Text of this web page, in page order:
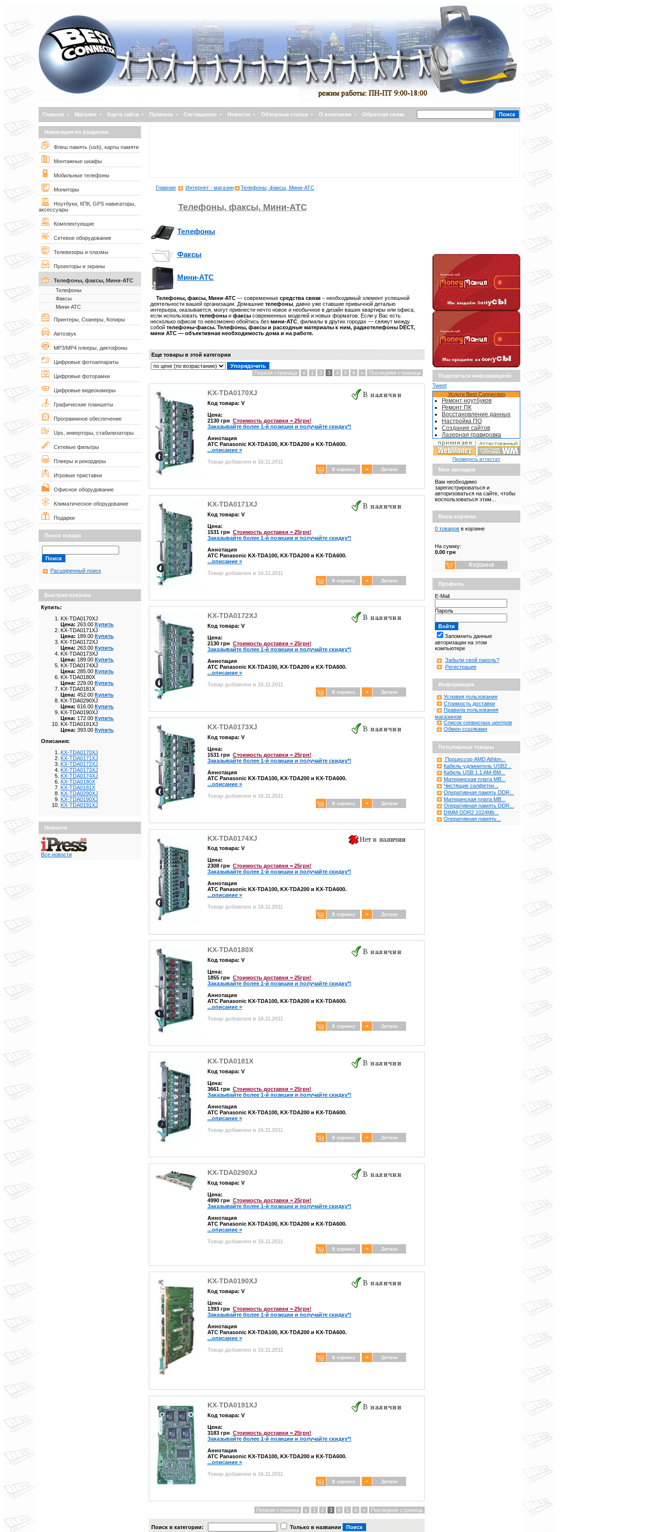
Главная • Магазин • Карта сайта • Правила • Соглашение • Новости • Обзорные статьи • О компании • Обратная связь
Навигация по разделам
Флеш память (usb), карты памяти
Монтажные шкафы
Мобильные телефоны
Мониторы
Ноутбуки, КПК, GPS навигаторы,
аксессуары
Комплектующие
Сетевое оборудование
Телевизоры и плазмы
Проекторы и экраны
Телефоны, факсы, Мини-АТС
Телефоны
Факсы
Мини-АТС
Принтеры, Сканеры, Копиры
Автозвук
MP3/MP4 плееры, диктофоны
Цифровые фотоаппараты
Цифровые фоторамки
Цифровые видеокамеры
Графические планшеты
Программное обеспечение
Ups, инверторы, стабилизаторы
Сетевые фильтры
Плееры и рекордеры
Игровые приставки
Офисное оборудование
Климатическое оборудование
Подарки
Поиск товара
Расширенный поиск
Быстрая покупка
Купить:
KX-TDA0170XJ
Цена: 263.00 Купить
KX-TDA0171XJ
Цена: 189.00 Купить
KX-TDA0172XJ
Цена: 263.00 Купить
KX-TDA0173XJ
Цена: 189.00 Купить
KX-TDA0174XJ
Цена: 285.00 Купить
KX-TDA0180X
Цена: 229.00 Купить
KX-TDA0181X
Цена: 452.00 Купить
KX-TDA0290XJ
Цена: 616.00 Купить
KX-TDA0190XJ
Цена: 172.00 Купить
KX-TDA0191XJ
Цена: 393.00 Купить
Описания:
KX-TDA0170XJ
KX-TDA0171XJ
KX-TDA0172XJ
KX-TDA0173XJ
KX-TDA0174XJ
KX-TDA0180X
KX-TDA0181X
KX-TDA0290XJ
KX-TDA0190XJ
KX-TDA0191XJ
Новости
Все новости
Главная Интернет - магазин Телефоны, факсы, Мини-АТС
Телефоны, факсы, Мини-АТС
Телефоны
Факсы
Мини-АТС
Телефоны, факсы, Мини-АТС — современные средства связи – необходимый элемент успешной
деятельности вашей организации. Домашние телефоны , давно уже ставшие привычной деталью
интерьера, оказывается, могут привнести нечто новое и необычное в дизайн ваших квартиры или офиса,
если использовать телефоны и факсы современных моделей и новых форматов. Если у Вас есть
несколько офисов то невозможно обойтись без мини-АТС , филиалы в других городах — свяжут между
собой телефоны-факсы. Телефоны, факсы и расходные материалы к ним, радиотелефоны DECT,
мини АТС — объективная необходимость дома и на работе.
Еще товары в этой категории
Первая страница « 1 2 3 4 5 6 » Последняя страница
KX-TDA0170XJ
Код товара: V
Цена:
2130 грн Стоимость доставки = 25грн!
Заказывайте более 1-й позиции и получайте скидку*!
Аннотация
АТС Panasonic KX-TDA100, KX-TDA200 и KX-TDA600.
...описание »
Товар добавлен в 16.11.2011
KX-TDA0171XJ
Код товара: V
Цена:
1531 грн Стоимость доставки = 25грн!
Заказывайте более 1-й позиции и получайте скидку*!
Аннотация
АТС Panasonic KX-TDA100, KX-TDA200 и KX-TDA600.
...описание »
Товар добавлен в 16.11.2011
KX-TDA0172XJ
Код товара: V
Цена:
2130 грн Стоимость доставки = 25грн!
Заказывайте более 1-й позиции и получайте скидку*!
Аннотация
АТС Panasonic KX-TDA100, KX-TDA200 и KX-TDA600.
...описание »
Товар добавлен в 16.11.2011
KX-TDA0173XJ
Код товара: V
Цена:
1531 грн Стоимость доставки = 25грн!
Заказывайте более 1-й позиции и получайте скидку*!
Аннотация
АТС Panasonic KX-TDA100, KX-TDA200 и KX-TDA600.
...описание »
Товар добавлен в 16.11.2011
KX-TDA0174XJ
Код товара: V
Цена:
2308 грн Стоимость доставки = 25грн!
Заказывайте более 1-й позиции и получайте скидку*!
Аннотация
АТС Panasonic KX-TDA100, KX-TDA200 и KX-TDA600.
...описание »
Товар добавлен в 16.11.2011
KX-TDA0180X
Код товара: V
Цена:
1855 грн Стоимость доставки = 25грн!
Заказывайте более 1-й позиции и получайте скидку*!
Аннотация
АТС Panasonic KX-TDA100, KX-TDA200 и KX-TDA600.
...описание »
Товар добавлен в 16.11.2011
KX-TDA0181X
Код товара: V
Цена:
3661 грн Стоимость доставки = 25грн!
Заказывайте более 1-й позиции и получайте скидку*!
Аннотация
АТС Panasonic KX-TDA100, KX-TDA200 и KX-TDA600.
...описание »
Товар добавлен в 16.11.2011
KX-TDA0290XJ
Код товара: V
Цена:
4990 грн Стоимость доставки = 25грн!
Заказывайте более 1-й позиции и получайте скидку*!
Аннотация
АТС Panasonic KX-TDA100, KX-TDA200 и KX-TDA600.
...описание »
Товар добавлен в 16.11.2011
KX-TDA0190XJ
Код товара: V
Цена:
1393 грн Стоимость доставки = 25грн!
Заказывайте более 1-й позиции и получайте скидку*!
Аннотация
АТС Panasonic KX-TDA100, KX-TDA200 и KX-TDA600.
...описание »
Товар добавлен в 16.11.2011
KX-TDA0191XJ
Код товара: V
Цена:
3183 грн Стоимость доставки = 25грн!
Заказывайте более 1-й позиции и получайте скидку*!
Аннотация
АТС Panasonic KX-TDA100, KX-TDA200 и KX-TDA600.
...описание »
Товар добавлен в 16.11.2011
Первая страница « 1 2 3 4 5 6 » Последняя страница
Поиск в категории: Только в названии
Поделиться информацией:
Tweet
Услуги Best Connection
Ремонт ноутбуков
Ремонт ПК
Восстановление данных
Настройка ПО
Создание сайтов
Лазерная гравировка
Проверить аттестат
Мои закладки
Вам необходимо
зарегистрироваться и
авторизоваться на сайте, чтобы
воспользоваться этим...
Ваша корзина
0 товаров в корзине
На сумму:
0.00 грн
Профиль
E-Mail
Пароль
Запомнить данные
авторизации на этом
компьютере
Забыли свой пароль?
Регистрация
Информация
Условия пользования
Стоимость доставки
Правила пользования
магазином
Список сервисных центров
Обмен ссылками
Популярные товары
Процессор AMD Athlon...
Кабель-удлинитель USB2...
Кабель USB 1.1 AM-BM...
Материнская плата MB...
Чистящие салфетки...
Оперативная память DDR...
Материнская плата MB...
Оперативная память DDR...
DIMM DDR2 1024Mb...
Оперативная память...